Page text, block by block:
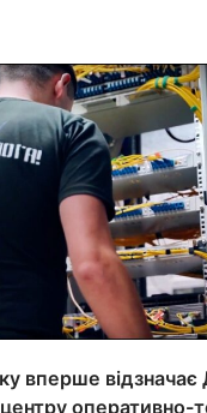
вперше відзначає
оперативно-